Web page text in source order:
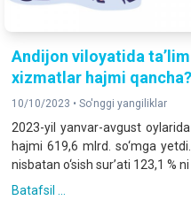
Andijon viloyatida
xizmatlar hajmi qancha?
10/10/2023 •So'nggi yangiliklar
2023-yil yanvar-avgust
hajmi 619,6 mlrd. so‘mga
nisbatan o‘sish sur’ati 123,1 %
Batafsil ...